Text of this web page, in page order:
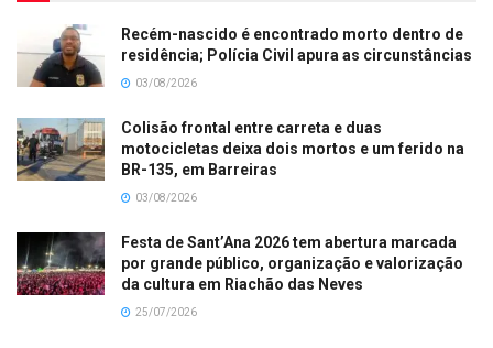
Recém-nascido é encontrado morto dentro de
residência; Polícia Civil apura as circunstâncias
03/08/2026
Colisão frontal entre carreta e duas
motocicletas deixa dois mortos e um ferido na
BR-135, em Barreiras
03/08/2026
Festa de Sant’Ana 2026 tem abertura marcada
por grande público, organização e valorização
da cultura em Riachão das Neves
25/07/2026